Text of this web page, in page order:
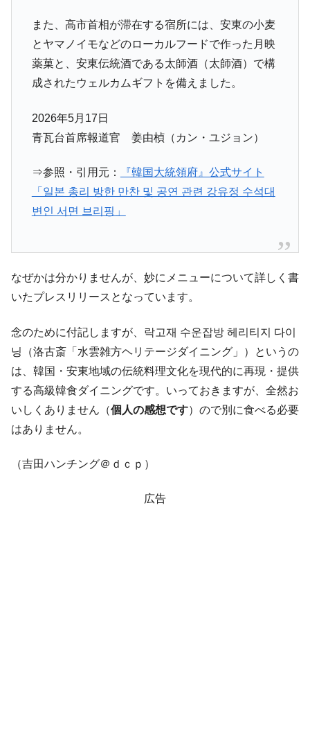
また、高市首相が滞在する宿所には、安東の小麦
とヤマノイモなどのローカルフードで作った月映
薬菓と、安東伝統酒である太師酒（太師酒）で構
成されたウェルカムギフトを備えました。
2026年5月17日
青瓦台首席報道官 姜由楨（カン・ユジョン）
⇒参照・引用元：
『韓国大統領府』公式サイト
「일본 총리 방한 만찬 및 공연 관련 강유정 수석대
변인 서면 브리핑」
なぜかは分かりませんが、妙にメニューについて詳しく書
いたプレスリリースとなっています。
念のために付記しますが、락고재 수운잡방 헤리티지 다이
닝（洛古斎「水雲雑方ヘリテージダイニング」）というの
は、韓国・安東地域の伝統料理文化を現代的に再現・提供
する高級韓食ダイニングです。いっておきますが、全然お
いしくありません（個人の感想です）ので別に食べる必要
はありません。
（吉田ハンチング＠ｄｃｐ）
広告